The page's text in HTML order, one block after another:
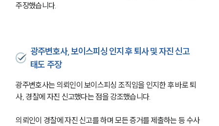
주장했습니다.
광주변호사, 보이스피싱 인지 후 퇴사 및 자진 신고
태도 주장
광주변호사는 의뢰인이 보이스피싱 조직임을 인지한 후 바로 퇴
사, 경찰에 자진 신고했다는 점을 강조했습니다.
의뢰인이 경찰에 자진 신고를 하며 모든 증거를 제출하는 등 수사